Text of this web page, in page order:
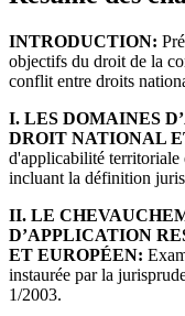
INTRODUCTION:
objectifs du droit de la
conflit entre droits
I. LES DOMAINES
DROIT NATIONAL
d'applicabilité territoriale
incluant la définition
II. LE
D’APPLICATION
ET EUROPÉEN:
instaurée par la
1/2003.